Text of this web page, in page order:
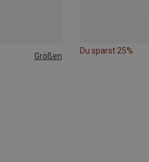
Größen
Du sparst 25%